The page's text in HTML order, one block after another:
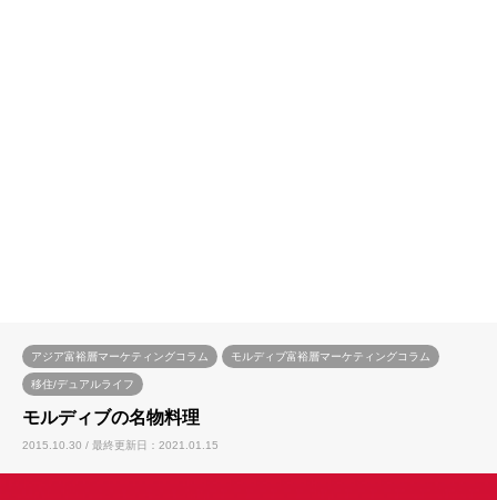
アジア富裕層マーケティングコラム モルディブ富裕層マーケティングコラム
移住/デュアルライフ
モルディブの名物料理
2015.10.30 / 最終更新日：2021.01.15